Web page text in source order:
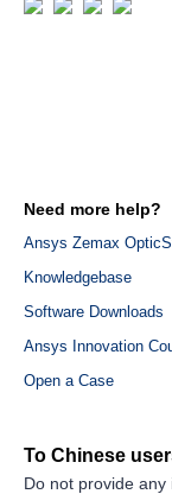
Need more help?
Ansys Zemax
Knowledgebase
Software Downloads
Ansys Innovation
Open a Case
To Chinese
Do not provide